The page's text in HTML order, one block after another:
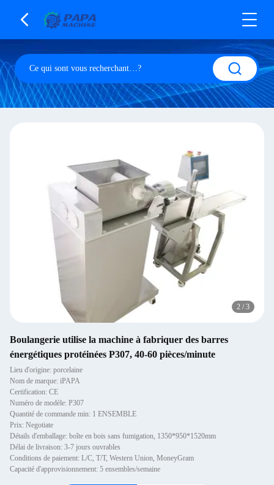
3 / 3
Boulangerie utilise la machine à fabriquer des barres
énergétiques protéinées P307, 40-60 pièces/minute
Lieu d'origine: porcelaine
Nom de marque: iPAPA
Certification: CE
Numéro de modèle: P307
Quantité de commande min: 1 ENSEMBLE
Prix: Negotiate
Détails d'emballage: boîte en bois sans fumigation, 1350*950*1520mm
Délai de livraison: 3-7 jours ouvrables
Conditions de paiement: L/C, T/T, Western Union, MoneyGram
Capacité d'approvisionnement: 5 ensembles/semaine